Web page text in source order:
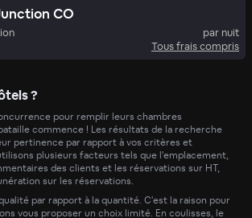
CO
par nuit
Tous frais compris
?
pour remplir leurs chambres
commence ! Les résultats de la recherche
pertinence par rapport à vos critères et
plusieurs facteurs tels que l'emplacement,
des clients et les réservations sur HT,
sur les réservations.
par rapport à la quantité. C'est la raison pour
vous proposer un choix limité. En coulisses, le